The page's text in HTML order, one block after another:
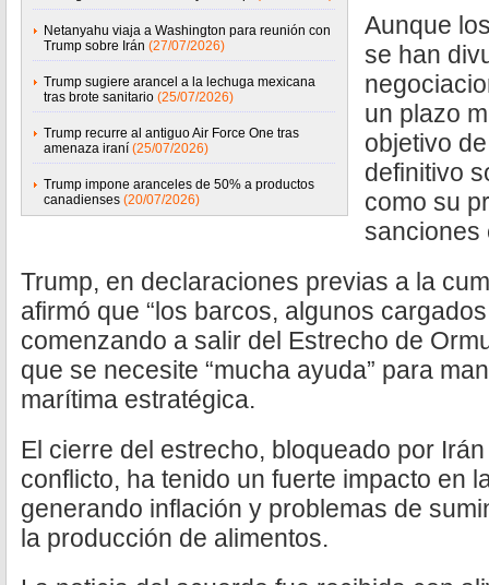
Netanyahu viaja a Washington para reunión con
Trump sobre Irán (27/07/2026)
Trump sugiere arancel a la lechuga mexicana
tras brote sanitario (25/07/2026)
Trump recurre al antiguo Air Force One tras
amenaza iraní (25/07/2026)
Trump impone aranceles de 50% a productos
canadienses (20/07/2026)
Aunque
se han
un plazo
objetivo
definitivo
como su
sanciones
Trump, en declaraciones previas a la
afirmó que “los barcos, algunos
comenzando a salir del Estrecho de
que se necesite “mucha ayuda” para
marítima estratégica.
El cierre del estrecho, bloqueado por
conflicto, ha tenido un fuerte impacto en
generando inflación y problemas de
la producción de alimentos.